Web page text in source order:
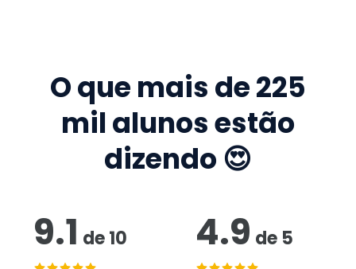
O que mais de225
mil alunos estão
dizendo 😍
9.1 de10 4.9 de 5